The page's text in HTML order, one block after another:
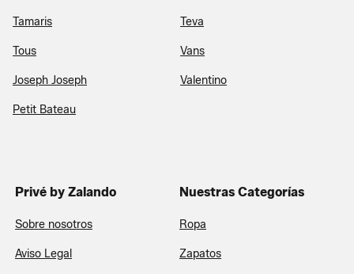
Tamaris Teva
Tous Vans
Joseph Joseph Valentino
Petit Bateau
Privé by Zalando
Sobre nosotros
Aviso Legal
Nuestras Categorías
Ropa
Zapatos